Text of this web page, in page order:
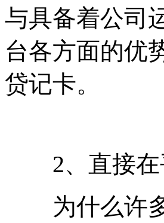
与具备着公司
台各方面的优
贷记卡。
2、直接在
为什么许